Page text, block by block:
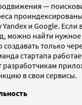
—
и Google. Если
можно найти
только
стартапа
разработчикам
в свои сервисы.